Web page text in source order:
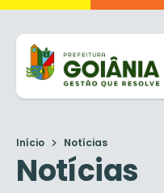
Início Notícias
Notícias